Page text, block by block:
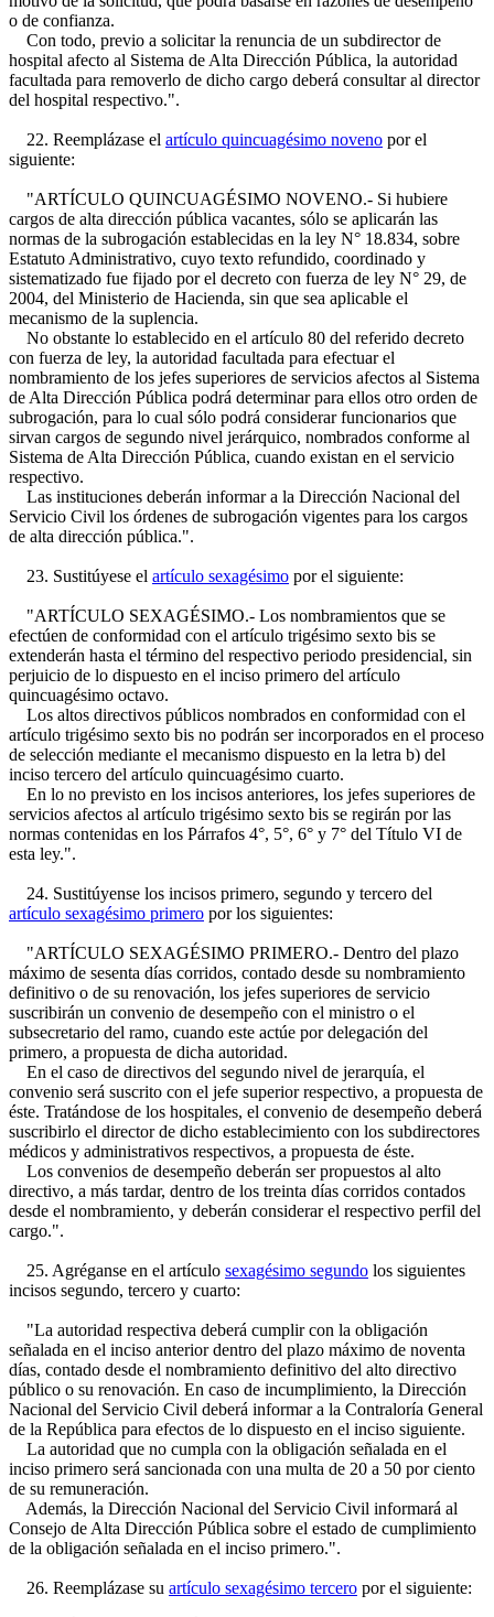
o de confianza.
Con todo, previo a solicitar la renuncia de un subdirector de
hospital afecto al Sistema de Alta Dirección Pública, la autoridad
facultada para removerlo de dicho cargo deberá consultar al director
del hospital respectivo.".
22. Reemplázase el artículo quincuagésimo noveno por el
siguiente:
"ARTÍCULO QUINCUAGÉSIMO NOVENO.- Si hubiere
cargos de alta dirección pública vacantes, sólo se aplicarán las
normas de la subrogación establecidas en la ley N° 18.834, sobre
Estatuto Administrativo, cuyo texto refundido, coordinado y
sistematizado fue fijado por el decreto con fuerza de ley N° 29, de
2004, del Ministerio de Hacienda, sin que sea aplicable el
mecanismo de la suplencia.
No obstante lo establecido en el artículo 80 del referido decreto
con fuerza de ley, la autoridad facultada para efectuar el
nombramiento de los jefes superiores de servicios afectos al Sistema
de Alta Dirección Pública podrá determinar para ellos otro orden de
subrogación, para lo cual sólo podrá considerar funcionarios que
sirvan cargos de segundo nivel jerárquico, nombrados conforme al
Sistema de Alta Dirección Pública, cuando existan en el servicio
respectivo.
Las instituciones deberán informar a la Dirección Nacional del
Servicio Civil los órdenes de subrogación vigentes para los cargos
de alta dirección pública.".
23. Sustitúyese el artículo sexagésimo por el siguiente:
"ARTÍCULO SEXAGÉSIMO.- Los nombramientos que se
efectúen de conformidad con el artículo trigésimo sexto bis se
extenderán hasta el término del respectivo periodo presidencial, sin
perjuicio de lo dispuesto en el inciso primero del artículo
quincuagésimo octavo.
Los altos directivos públicos nombrados en conformidad con el
artículo trigésimo sexto bis no podrán ser incorporados en el proceso
de selección mediante el mecanismo dispuesto en la letra b) del
inciso tercero del artículo quincuagésimo cuarto.
En lo no previsto en los incisos anteriores, los jefes superiores de
servicios afectos al artículo trigésimo sexto bis se regirán por las
normas contenidas en los Párrafos 4°, 5°, 6° y 7° del Título VI de
esta ley.".
24. Sustitúyense los incisos primero, segundo y tercero del
artículo sexagésimo primero por los siguientes:
"ARTÍCULO SEXAGÉSIMO PRIMERO.- Dentro del plazo
máximo de sesenta días corridos, contado desde su nombramiento
definitivo o de su renovación, los jefes superiores de servicio
suscribirán un convenio de desempeño con el ministro o el
subsecretario del ramo, cuando este actúe por delegación del
primero, a propuesta de dicha autoridad.
En el caso de directivos del segundo nivel de jerarquía, el
convenio será suscrito con el jefe superior respectivo, a propuesta de
éste. Tratándose de los hospitales, el convenio de desempeño deberá
suscribirlo el director de dicho establecimiento con los subdirectores
médicos y administrativos respectivos, a propuesta de éste.
Los convenios de desempeño deberán ser propuestos al alto
directivo, a más tardar, dentro de los treinta días corridos contados
desde el nombramiento, y deberán considerar el respectivo perfil del
cargo.".
25. Agréganse en el artículo sexagésimo segundo los siguientes
incisos segundo, tercero y cuarto:
"La autoridad respectiva deberá cumplir con la obligación
señalada en el inciso anterior dentro del plazo máximo de noventa
días, contado desde el nombramiento definitivo del alto directivo
público o su renovación. En caso de incumplimiento, la Dirección
Nacional del Servicio Civil deberá informar a la Contraloría General
de la República para efectos de lo dispuesto en el inciso siguiente.
La autoridad que no cumpla con la obligación señalada en el
inciso primero será sancionada con una multa de 20 a 50 por ciento
de su remuneración.
Además, la Dirección Nacional del Servicio Civil informará al
Consejo de Alta Dirección Pública sobre el estado de cumplimiento
de la obligación señalada en el inciso primero.".
26. Reemplázase su artículo sexagésimo tercero por el siguiente: